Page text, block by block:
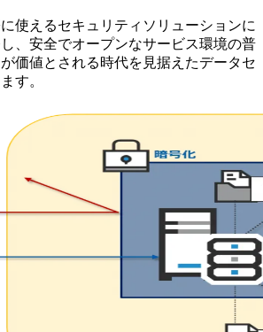
使えるセキュリティソリューションに
、安全でオープンなサービス環境の普
価値とされる時代を見据えたデータセ
す。